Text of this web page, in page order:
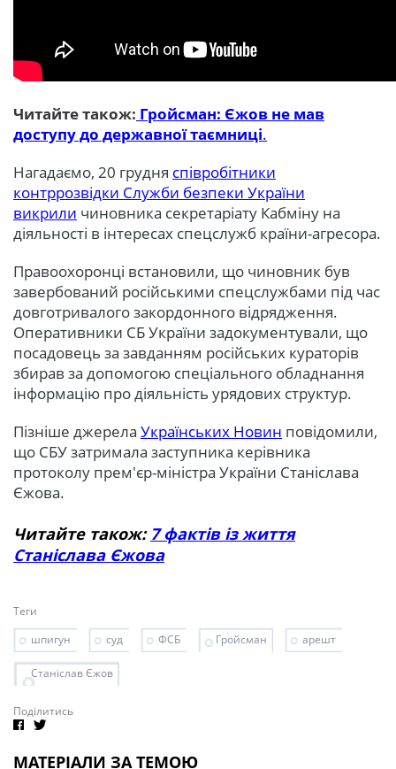
Читайте також: Гройсман: Єжов не мав
доступу до державної таємниці.
Нагадаємо, 20 грудня співробітники
контррозвідки Служби безпеки України
викрили чиновника секретаріату Кабміну на
діяльності в інтересах спецслужб країни-агресора.
Правоохоронці встановили, що чиновник був
завербований російськими спецслужбами під час
довготривалого закордонного відрядження.
Оперативники СБ України задокументували, що
посадовець за завданням російських кураторів
збирав за допомогою спеціального обладнання
інформацію про діяльність урядових структур.
Пізніше джерела Українських Новин повідомили,
що СБУ затримала заступника керівника
протоколу прем'єр-міністра України Станіслава
Єжова.
Читайте також: 7 фактів із життя
Станіслава Єжова
Теги
шпигун
суд ФСБ Гройсман арешт
Станіслав Єжов
Поділитись
МАТЕРІАЛИ ЗА ТЕМОЮ